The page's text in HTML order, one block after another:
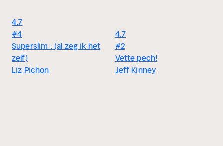
4.7
#4
Superslim : (al zeg ik het
zelf)
Liz Pichon
4.7
#2
Vette pech!
Jeff Kinney